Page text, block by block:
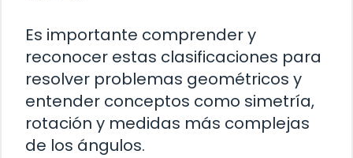
Es importante comprender y
reconocer estas clasificaciones para
resolver problemas geométricos y
entender conceptos como simetría,
rotación y medidas más complejas
de los ángulos.